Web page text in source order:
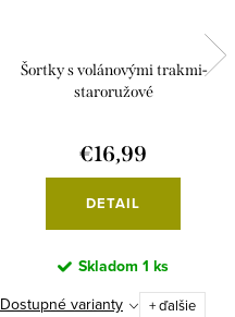
Šortky s volánovými trakmi-
staroružové
€16,99
DETAIL
Skladom 1 ks
Dostupné varianty + ďalšie